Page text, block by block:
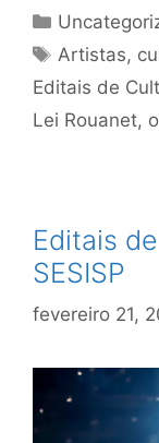
Artistas,
Editais de
Lei Rouanet,
Editais
SESISP
fevereiro 21,